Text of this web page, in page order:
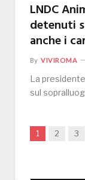
LNDC
detenuti
anche i
By VIVIROMA
La
sul
1 2 3